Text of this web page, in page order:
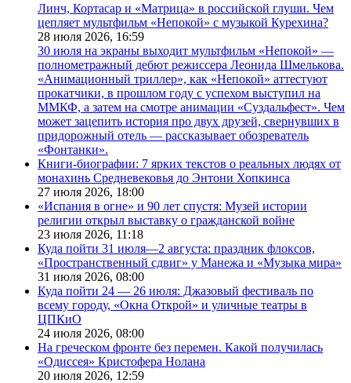
Линч, Кортасар и «Матрица» в российской глуши. Чем
цепляет мультфильм «Непокой» с музыкой Курехина?
28 июля 2026, 16:59
30 июля на экраны выходит мультфильм «Непокой» —
полнометражный дебют режиссера Леонида Шмелькова.
«Анимационный триллер», как «Непокой» аттестуют
прокатчики, в прошлом году с успехом выступил на
ММКФ, а затем на смотре анимации «Суздальфест». Чем
может зацепить история про двух друзей, свернувших в
придорожный отель — рассказывает обозреватель
«Фонтанки».
Книги-биографии: 7 ярких текстов о реальных людях от
монахинь Средневековья до Энтони Хопкинса
27 июля 2026, 18:00
«Испания в огне» и 90 лет спустя: Музей истории
религии открыл выставку о гражданской войне
23 июля 2026, 11:18
Куда пойти 31 июля—2 августа: праздник флоксов,
«Пространственный сдвиг» у Манежа и «Музыка мира»
31 июля 2026, 08:00
Куда пойти 24 — 26 июля: Джазовый фестиваль по
всему городу, «Окна Открой» и уличные театры в
ЦПКиО
24 июля 2026, 08:00
На греческом фронте без перемен. Какой получилась
«Одиссея» Кристофера Нолана
20 июля 2026, 12:59